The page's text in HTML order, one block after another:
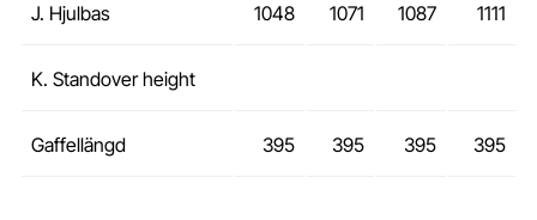
J. Hjulbas 1048 1071 1087 1111
K. Standover height
Gaffellängd 395 395 395 395